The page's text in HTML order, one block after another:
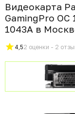
Видеокарта
GamingPro OC
1043A в
4,52 оценки - 2